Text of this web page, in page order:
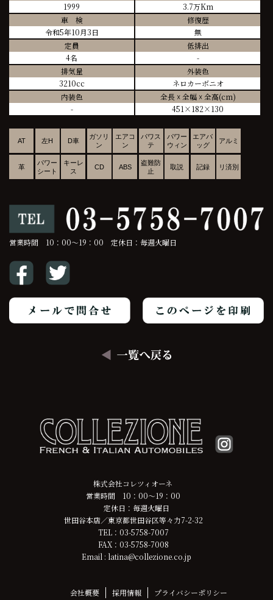
1999
3.7万Km
車 検
令和5年10月3日
修復歴
無
定員
4名
低排出
-
排気量
3210cc
外装色
ネロカーボニオ
内装色
-
全長 ☓ 全幅 ☓ 全高(cm)
451×182×130
AT 左H D車
ガソリ
ン
エアコ
ン
パワス
テ
パワー
ウィン
エアバ
ッグ
アルミ
革
パワー
シート
キーレ
ス
CD ABS
盗難防
止
取説 記録 リ済別
営業時間 10：00～19：00 定休日：毎週火曜日
株式会社コレツィオーネ
営業時間 10：00～19：00
定休日：毎週火曜日
世田谷本店／東京都世田谷区等々力7-2-32
TEL：03-5758-7007
FAX：03-5758-7008
Email : latina@collezione.co.jp
会社概要 採用情報 プライバシーポリシー